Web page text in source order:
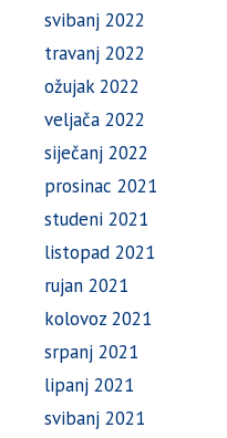
svibanj 2022
travanj 2022
ožujak 2022
veljača 2022
siječanj 2022
prosinac 2021
studeni 2021
listopad 2021
rujan 2021
kolovoz 2021
srpanj 2021
lipanj 2021
svibanj 2021